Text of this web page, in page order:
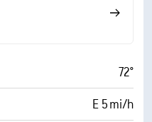
72°
E 5 mi/h